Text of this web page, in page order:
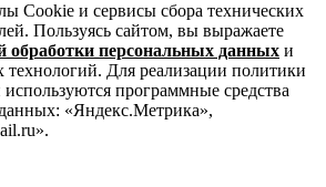
Cookie и сервисы сбора технических
Пользуясь сайтом, вы выражаете
обработки персональных данных и
Для реализации политики
программные средства
«Яндекс.Метрика»,